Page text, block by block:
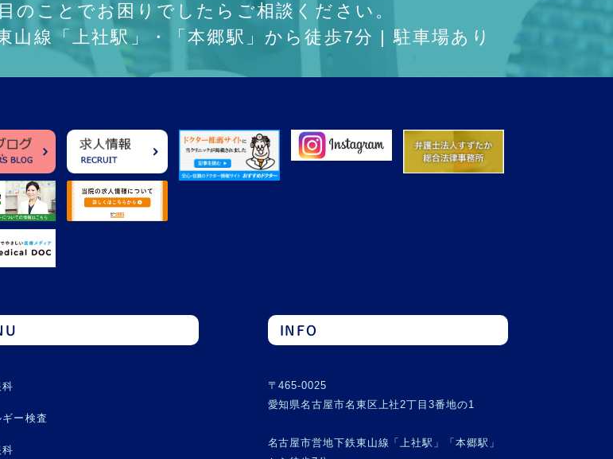
のことでお困りでしたらご相談ください。
線「上社駅」・「本郷駅」から徒歩7分 | 駐車場あり
ー検査
INFO
〒465-0025
愛知県名古屋市名東区上社2丁目3番地の1
名古屋市営地下鉄東山線「上社駅」「本郷駅」